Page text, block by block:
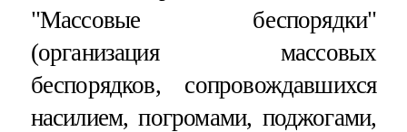
"Массовые беспорядки"
(организация массовых
беспорядков, сопровождавшихся
насилием, погромами, поджогами,